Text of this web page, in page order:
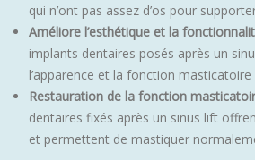
qui n’ont pas assez d’os pour
Améliore l’esthétique et la
implants dentaires posés après un
l’apparence et la fonction
Restauration de la fonction
dentaires fixés après un sinus lift
et permettent de mastiquer